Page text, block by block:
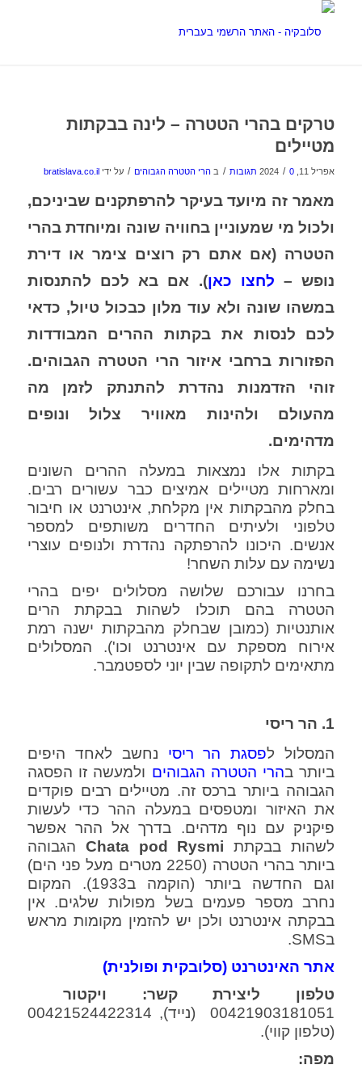
טרקים בהרי הטטרה – לינה בבקתות
מטיילים
אפריל 11, 2024 / 0 תגובות / ב הרי הטטרה הגבוהים / על ידי bratislava.co.il
מאמר זה מיועד בעיקר להרפתקנים שביניכם,
ולכול מי שמעוניין בחוויה שונה ומיוחדת בהרי
הטטרה (אם אתם רק רוצים צימר או דירת
נופש – לחצו כאן). אם בא לכם להתנסות
במשהו שונה ולא עוד מלון כבכול טיול, כדאי
לכם לנסות את בקתות ההרים המבודדות
הפזורות ברחבי איזור הרי הטטרה הגבוהים.
זוהי הזדמנות נהדרת להתנתק לזמן מה
מהעולם ולהינות מאוויר צלול ונופים
מדהימים.
בקתות אלו נמצאות במעלה ההרים השונים
ומארחות מטיילים אמיצים כבר עשורים רבים.
בחלק מהבקתות אין מקלחת, אינטרנט או חיבור
טלפוני ולעיתים החדרים משותפים למספר
אנשים. היכונו להרפתקה נהדרת ולנופים עוצרי
נשימה עם עלות השחר!
בחרנו עבורכם שלושה מסלולים יפים בהרי
הטטרה בהם תוכלו לשהות בבקתת הרים
אותנטיות (כמובן שבחלק מהבקתות ישנה רמת
אירוח מספקת עם אינטרנט וכו'). המסלולים
מתאימים לתקופה שבין יוני לספטמבר.
1. הר ריסי
המסלול לפסגת הר ריסי נחשב לאחד היפים
ביותר בהרי הטטרה הגבוהים ולמעשה זו הפסגה
הגבוהה ביותר ברכס זה. מטיילים רבים פוקדים
את האיזור ומטפסים במעלה ההר כדי לעשות
פיקניק עם נוף מדהים. בדרך אל ההר אפשר
לשהות בבקתת Chata pod Rysmi הגבוהה
ביותר בהרי הטטרה (2250 מטרים מעל פני הים)
וגם החדשה ביותר (הוקמה ב1933). המקום
נחרב מספר פעמים בשל מפולות שלגים. אין
בבקתה אינטרנט ולכן יש להזמין מקומות מראש
בSMS.
אתר האינטרנט (סלובקית ופולנית)
טלפון ליצירת קשר: ויקטור
00421903181051 (נייד), 00421524422314
(טלפון קווי).
מפה: